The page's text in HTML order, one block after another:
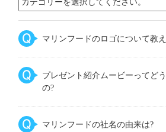
マリンフードのロゴについて教
プレゼント紹介ムービーってど
の?
マリンフードの社名の由来は?